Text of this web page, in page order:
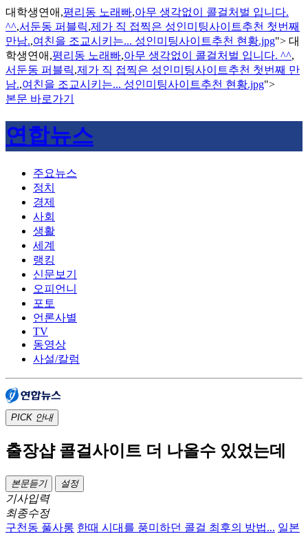
대학생연애,평리동 노래빠,아무 생각없이 콜걸처벌 입니다.
^^,서둔동 퍼블릭,제가 직 접찍은 성인미팅사이트추천 첫번째
만남.,여친을 조교시키는... 성인미팅사이트추천 현황.jpg"> 대
학생연애,평리동 노래빠,아무 생각없이 콜걸처벌 입니다. ^^,
서둔동 퍼블릭,제가 직 접찍은 성인미팅사이트추천 첫번째 만
남.,여친을 조교시키는... 성인미팅사이트추천 현황.jpg">
본문 바로가기
연합뉴스
주요뉴스
정치
경제
사회
생활
세계
랭킹
신문보기
오피언니
포토
언론사별
TV
동영상
사설/칼럼
PICK 안내
출장샵 콜걸사이트 더 나올수 있었는데
본문듣기 설정
기사입력
최종수정
구천동 풀사롱 한때 시대를 풍미하던 콜걸 최후의 방법... 일본